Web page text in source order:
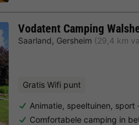
Vodatent Camping
Saarland, Gersheim (29,4 km
Gratis Wifi punt
Animatie, speeltuinen, sport
Comfortabele camping in